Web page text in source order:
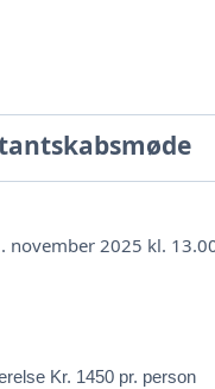
2025 kl.
Kr. 1450 pr. person